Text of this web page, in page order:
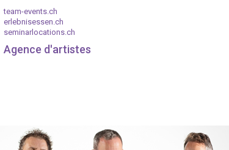
team-events.ch
erlebnisessen.ch
seminarlocations.ch
Agence d'artistes